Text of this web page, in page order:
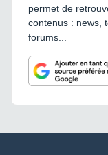
permet de
contenus : news,
forums...